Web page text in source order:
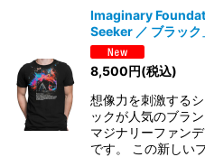
Imaginary
Seeker ／ ブラック
8,500円(税込)
想像力を刺激する
ックが人気のブラ
マジナリーファン
です。 この新しい